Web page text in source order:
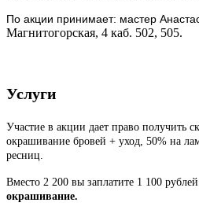
По акции принимает: мастер
Магнитогорская, 4 каб. 502, 505.
Услуги
Участие в акции дает право получить
окрашивание бровей + уход, 50% на
ресниц.
Вместо 2 200 вы заплатите 1 100 рублей
окрашивание.